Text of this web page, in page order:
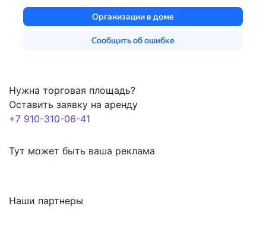
Нужна торговая площадь?
Оставить заявку на аренду
+7 910-310-06-41
Тут может быть ваша реклама
Наши партнеры